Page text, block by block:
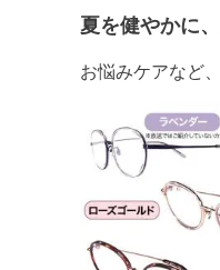
夏を健やかに
お悩みケアなど